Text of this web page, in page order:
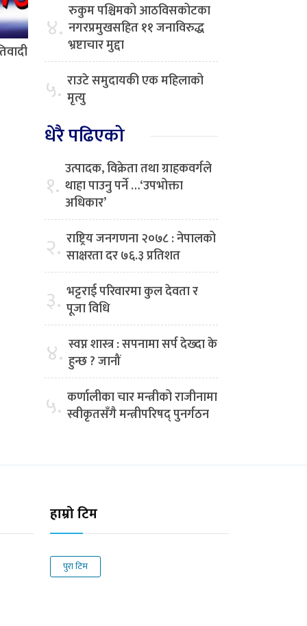
४. रुकुम पश्चिमको आठविसकोटका
नगरप्रमुखसहित ११ जनाविरुद्ध
भ्रष्टाचार मुद्दा
५. राउटे समुदायकी एक महिलाको
मृत्यु
धेरै पढिएको
१. उत्पादक, विक्रेता तथा ग्राहकवर्गले
थाहा पाउनु पर्ने …‘उपभोक्ता
अधिकार’
२. राष्ट्रिय जनगणना २०७८ : नेपालको
साक्षरता दर ७६.३ प्रतिशत
३. भट्टराई परिवारमा कुल देवता र
पूजा विधि
४. स्वप्न शास्त्र : सपनामा सर्प देख्दा के
हुन्छ ? जानौं
५. कर्णालीका चार मन्त्रीको राजीनामा
स्वीकृतसँगै मन्त्रीपरिषद् पुनर्गठन
हाम्रो टिम
पुरा टिम